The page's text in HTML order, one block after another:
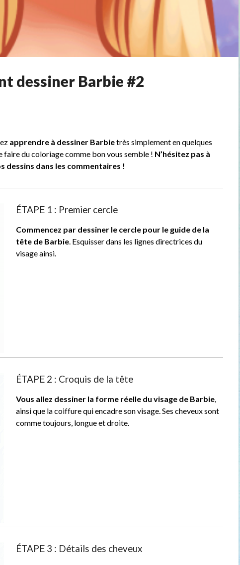
dessiner Barbie #2
apprendre à dessiner Barbietrès simplement en quelques
faire du coloriage comme bon vous semble ! N’hésitez pas à
dessins dans les commentaires !
ÉTAPE 1 : Premier cercle
Commencez par dessiner le cercle pour le guide de la
tête de Barbie. Esquisser dans les lignes directrices du
visage ainsi.
ÉTAPE 2 : Croquis de la tête
Vous allez dessiner la forme réelle du visage de Barbie,
ainsi que la coiffure qui encadre son visage. Ses cheveux sont
comme toujours, longue et droite.
ÉTAPE 3 : Détails des cheveux